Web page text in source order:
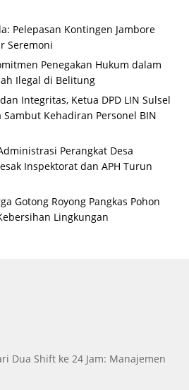
Pelepasan Kontingen Jambore
Seremoni
Penegakan Hukum dalam
Ilegal di Belitung
Integritas, Ketua DPD LIN Sulsel
Sambut Kehadiran Personel BIN
Perangkat Desa
Inspektorat dan APH Turun
Gotong Royong Pangkas Pohon
Lingkungan
Dua Shift ke 24 Jam: Manajemen